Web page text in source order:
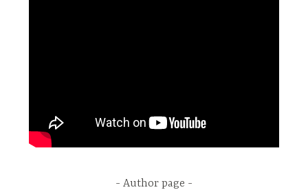
Author page